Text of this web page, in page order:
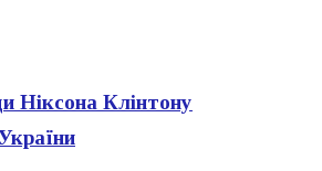
Ніксона Клінтону